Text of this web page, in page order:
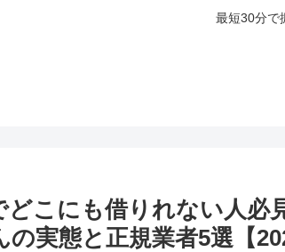
最短30分で
どこにも借りれない人必
の実態と正規業者5選【